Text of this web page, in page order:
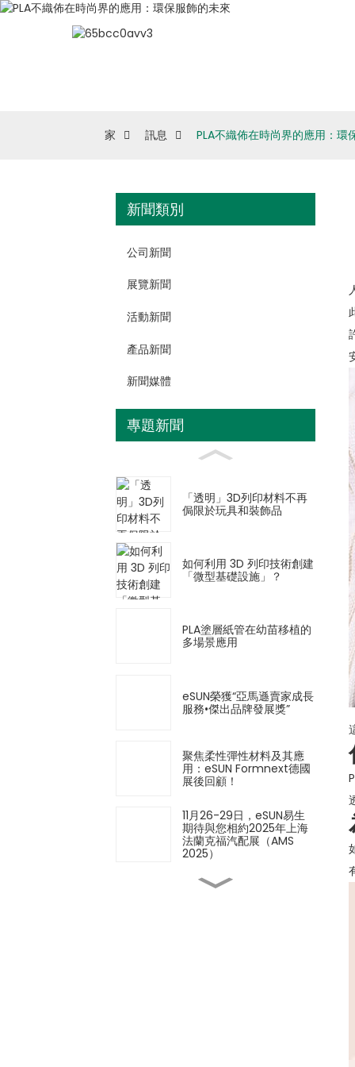
家 訊息 PLA不織佈在時尚界的應用：環
新聞類別
公司新聞
展覽新聞
活動新聞
產品新聞
新聞媒體
專題新聞
「透明」3D列印材料不再
侷限於玩具和裝飾品
如何利用 3D 列印技術創建
「微型基礎設施」？
PLA塗層紙管在幼苗移植的
多場景應用
eSUN榮獲“亞馬遜賣家成長
服務•傑出品牌發展獎”
聚焦柔性彈性材料及其應
用：eSUN Formnext德國
展後回顧！
11月26-29日，eSUN易生
期待與您相約2025年上海
法蘭克福汽配展（AMS
2025）
創新材料 × 創新應用 |